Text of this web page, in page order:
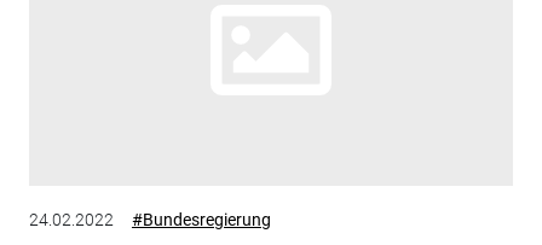
24.02.2022 #Bundesregierung